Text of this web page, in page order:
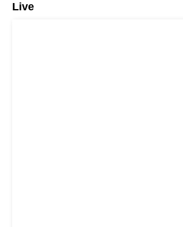
Live